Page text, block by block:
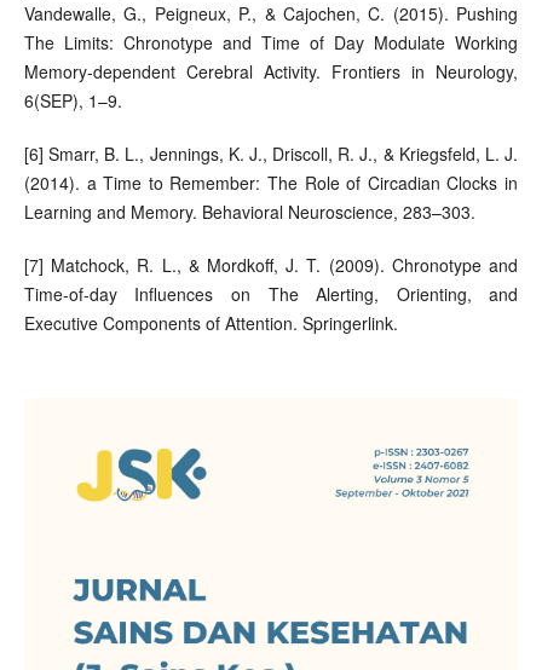
Vandewalle, G., Peigneux, P., & Cajochen, C. (2015). Pushing
The Limits: Chronotype and Time of Day Modulate Working
Memory-dependent Cerebral Activity. Frontiers in Neurology,
6(SEP), 1–9.
[6] Smarr, B. L., Jennings, K. J., Driscoll, R. J., & Kriegsfeld, L. J.
(2014). a Time to Remember: The Role of Circadian Clocks in
Learning and Memory. Behavioral Neuroscience, 283–303.
[7] Matchock, R. L., & Mordkoff, J. T. (2009). Chronotype and
Time-of-day Influences on The Alerting, Orienting, and
Executive Components of Attention. Springerlink.